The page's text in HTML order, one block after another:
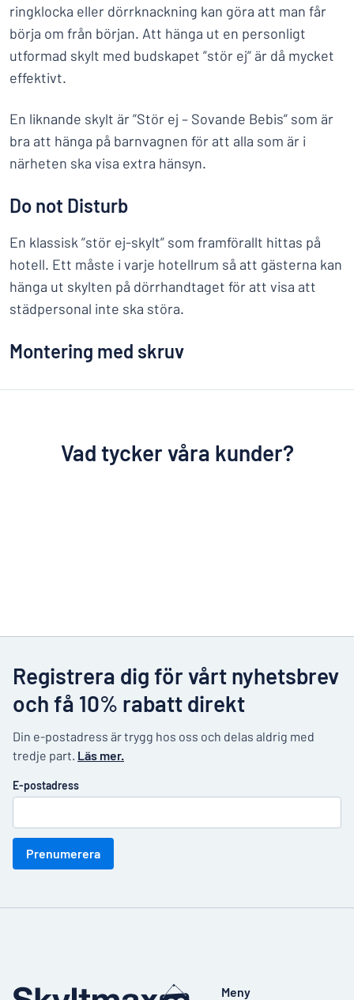
ringklocka eller dörrknackning kan göra att man får
börja om från början. Att hänga ut en personligt
utformad skylt med budskapet ”stör ej” är då mycket
effektivt.
En liknande skylt är ”Stör ej – Sovande Bebis” som är
bra att hänga på barnvagnen för att alla som är i
närheten ska visa extra hänsyn.
Do not Disturb
En klassisk ”stör ej-skylt” som framförallt hittas på
hotell. Ett måste i varje hotellrum så att gästerna kan
hänga ut skylten på dörrhandtaget för att visa att
städpersonal inte ska störa.
Montering med skruv
Vad tycker våra kunder?
Registrera dig för vårt nyhetsbrev
och få 10% rabatt direkt
Din e-postadress är trygg hos oss och delas aldrig med
tredje part. Läs mer.
E-postadress
Prenumerera
Meny